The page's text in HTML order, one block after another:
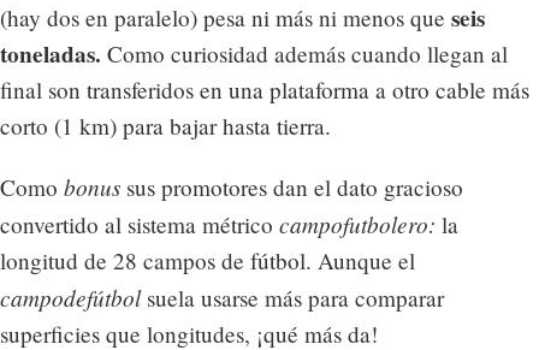
(hay dos en paralelo) pesa ni más ni menos que seis
toneladas. Como curiosidad además cuando llegan al
final son transferidos en una plataforma a otro cable más
corto (1 km) para bajar hasta tierra.
Como bonus sus promotores dan el dato gracioso
convertido al sistema métrico campofutbolero: la
longitud de 28 campos de fútbol. Aunque el
campodefútbolsuela usarse más para comparar
superficies que longitudes, ¡qué más da!